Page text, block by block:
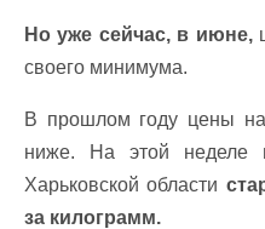
Но уже сейчас, в июне,
своего минимума.
В прошлом году цены
ниже. На этой неделе
Харьковской области
за килограмм.